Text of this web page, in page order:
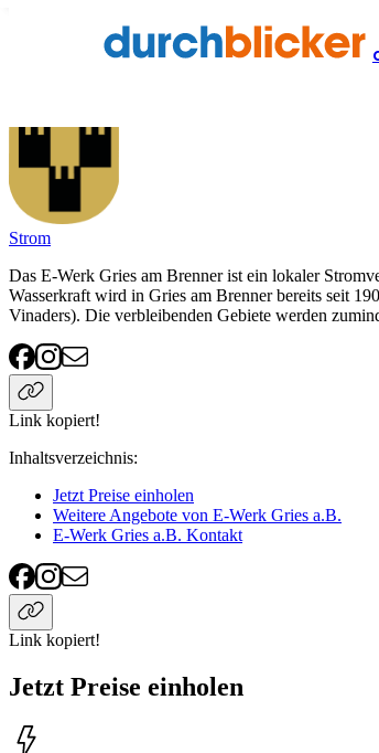
Energie E-Werk Gries a.B.
Strom
Das E-Werk Gries am Brenner ist ein lokaler
Wasserkraft wird in Gries am Brenner bereits seit
Vinaders). Die verbleibenden Gebiete werden
Link kopiert!
Inhaltsverzeichnis:
Jetzt Preise einholen
Weitere Angebote von E-Werk Gries a.B.
E-Werk Gries a.B. Kontakt
Link kopiert!
Jetzt Preise einholen